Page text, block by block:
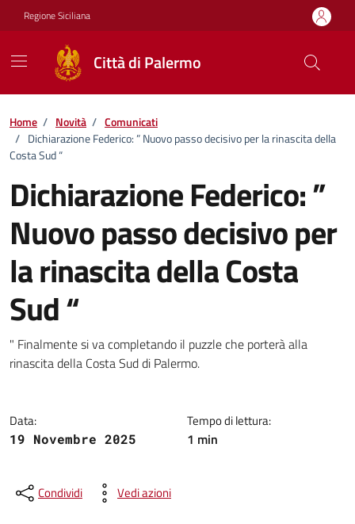
Vai ai contenuti
Vai al footer
Regione Siciliana
Città di Palermo
Home / Novità / Comunicati
/ Dichiarazione Federico: ” Nuovo passo decisivo per la rinascita della
Costa Sud “
Dichiarazione Federico: ”
Nuovo passo decisivo per
la rinascita della Costa
Sud “
Dettagli della notizia
" Finalmente si va completando il puzzle che porterà alla
rinascita della Costa Sud di Palermo.
Data:
19 Novembre 2025
Tempo di lettura:
1 min
Condividi Vedi azioni